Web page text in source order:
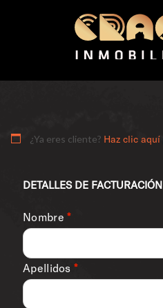
¿Ya eres cliente? Haz clic aquí
DETALLES DE FACTURACIÓN
Nombre*
Apellidos *